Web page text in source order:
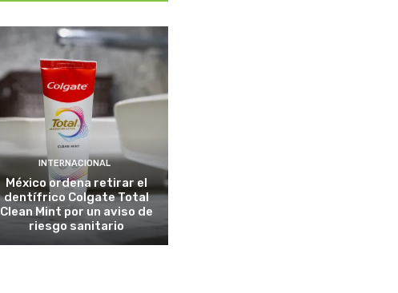
INTERNACIONAL
México ordena retirar el
dentífrico Colgate Total
Clean Mint por un aviso de
riesgo sanitario